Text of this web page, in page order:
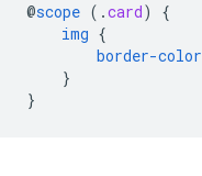
@scope ( .card)
{
img {
border-color
}
}